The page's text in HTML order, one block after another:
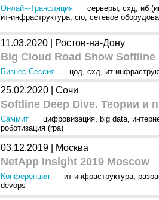
Онлайн-Трансляция серверы, схд, иб
ит-инфраструктура, cio, сетевое
11.03.2020 | Ростов-на-Дону
Big Cloud Road Show Softline
Бизнес-Сессия цод, схд, ит-
25.02.2020 | Сочи
Softline Deep Dive. Теории и
Саммит цифровизация, big data,
роботизация (rpa)
03.12.2019 | Москва
NetApp Insight 2019 Moscow
Конференция ит-инфраструктура,
devops